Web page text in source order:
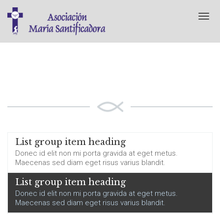
T
i
List group item heading
Donec id elit non mi porta gravida at eget metus.
Maecenas sed diam eget risus varius blandit.
List group item heading
Donec id elit non mi porta gravida at eget metus.
Maecenas sed diam eget risus varius blandit.